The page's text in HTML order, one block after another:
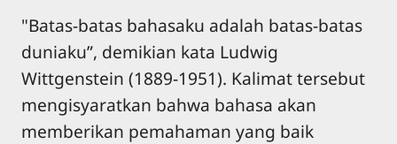
"Batas-batas bahasaku adalah batas-batas
duniaku”, demikian kata Ludwig
Wittgenstein (1889-1951). Kalimat tersebut
mengisyaratkan bahwa bahasa akan
memberikan pemahaman yang baik